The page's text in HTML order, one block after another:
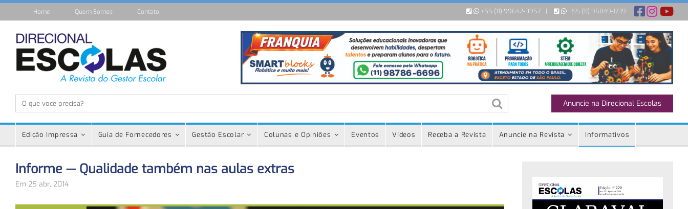
+55 (11) 99642-0957 | +55 (11) 96849-1739
Home Quem Somos Contato
Anuncie na Direcional Escolas
Edição Impressa Guia de Fornecedores Gestão Escolar Colunas e Opiniões Eventos Vídeos Receba a Revista Anuncie na Revista Informativos
Informe — Qualidade também nas aulas extras
Em 25 abr, 2014